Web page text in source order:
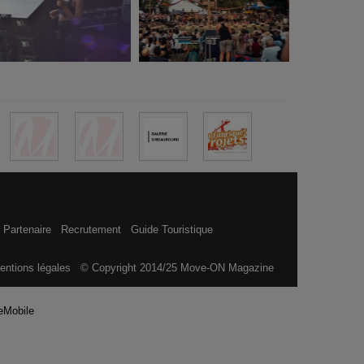
Recrutement Guide Touristique
légales © Copyright 2014/25 Move-ON Magazine